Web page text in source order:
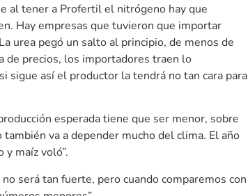
al tener a Profertil el nitrógeno hay que
Hay empresas que tuvieron que importar
urea pegó un salto al principio, de menos de
de precios, los importadores traen lo
sigue así el productor la tendrá no tan cara para
esperada tiene que ser menor, sobre
va a depender mucho del clima. El año
maíz voló”.
será tan fuerte, pero cuando comparemos con